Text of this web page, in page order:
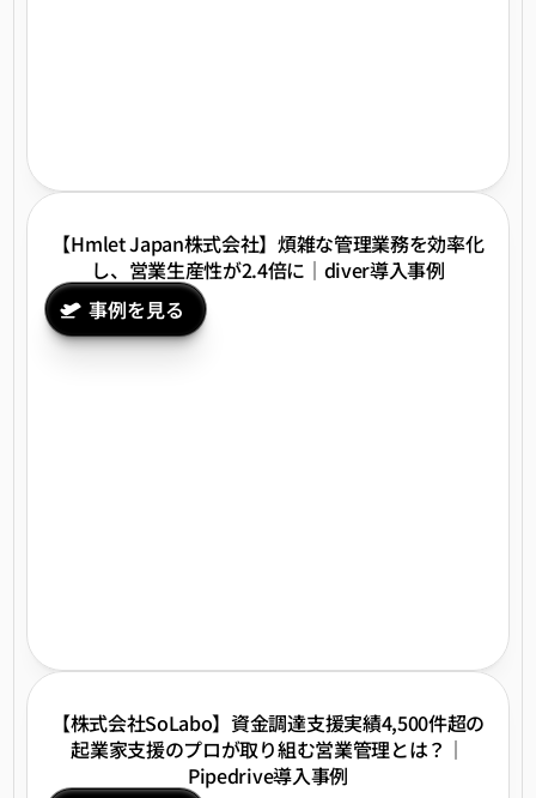
【Hmlet Japan株式会社】煩雑な管理業務を効率化
し、営業生産性が2.4倍に｜diver導入事例
事例を見る
【株式会社SoLabo】資金調達支援実績4,500件超の
起業家支援のプロが取り組む営業管理とは？｜
Pipedrive導入事例